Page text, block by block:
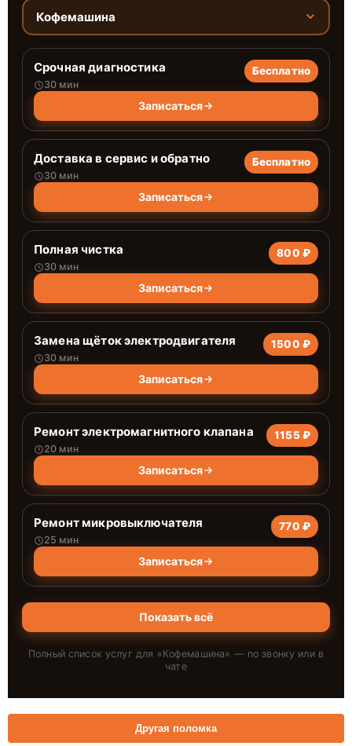
Кофемашина
Срочная диагностика
30 мин
Бесплатно
Записаться
Доставка в сервис и обратно
30 мин
Бесплатно
Записаться
Полная чистка
30 мин
800 ₽
Записаться
Замена щёток электродвигателя
30 мин
1500 ₽
Записаться
Ремонт электромагнитного клапана
20 мин
1155 ₽
Записаться
Ремонт микровыключателя
25 мин
770 ₽
Записаться
Показать всё
Полный список услуг для «Кофемашина» — по звонку или в
чате
Другая поломка